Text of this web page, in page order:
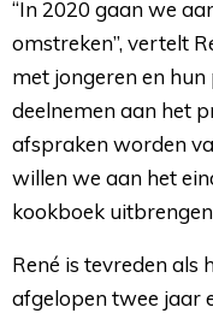
“In 2020 gaan we
omstreken”, vertelt
met jongeren en
deelnemen aan het
afspraken worden
willen we aan het
kookboek
René is tevreden
afgelopen twee jaar